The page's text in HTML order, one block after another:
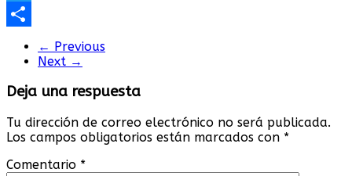
Twitter
Compartir
← Previous
Next →
Deja una respuesta
Tu dirección de correo electrónico no será publicada.
Los campos obligatorios están marcados con *
Comentario *